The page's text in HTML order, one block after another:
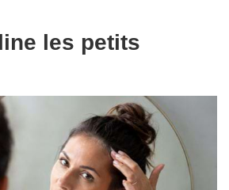
les petits